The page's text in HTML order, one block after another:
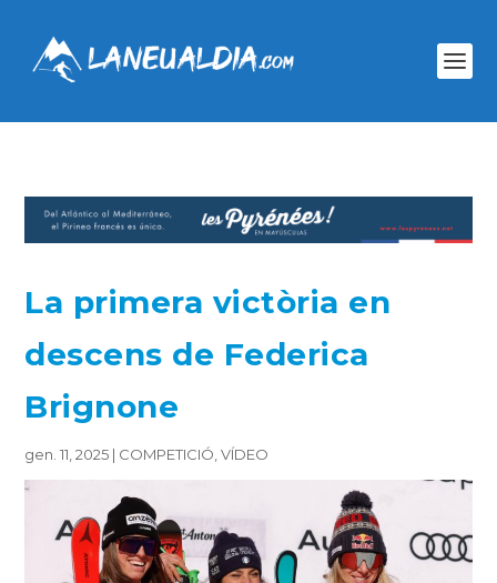
La primera victòria en
descens de Federica
Brignone
gen. 11, 2025 | COMPETICIÓ ,VÍDEO